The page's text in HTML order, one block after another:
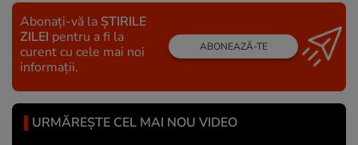
Abonați-vă la ȘTIRILE
ZILEI pentru a fi la
curent cu cele mai noi
informații.
ABONEAZĂ-TE
URMĂREȘTE CEL MAI NOU VIDEO